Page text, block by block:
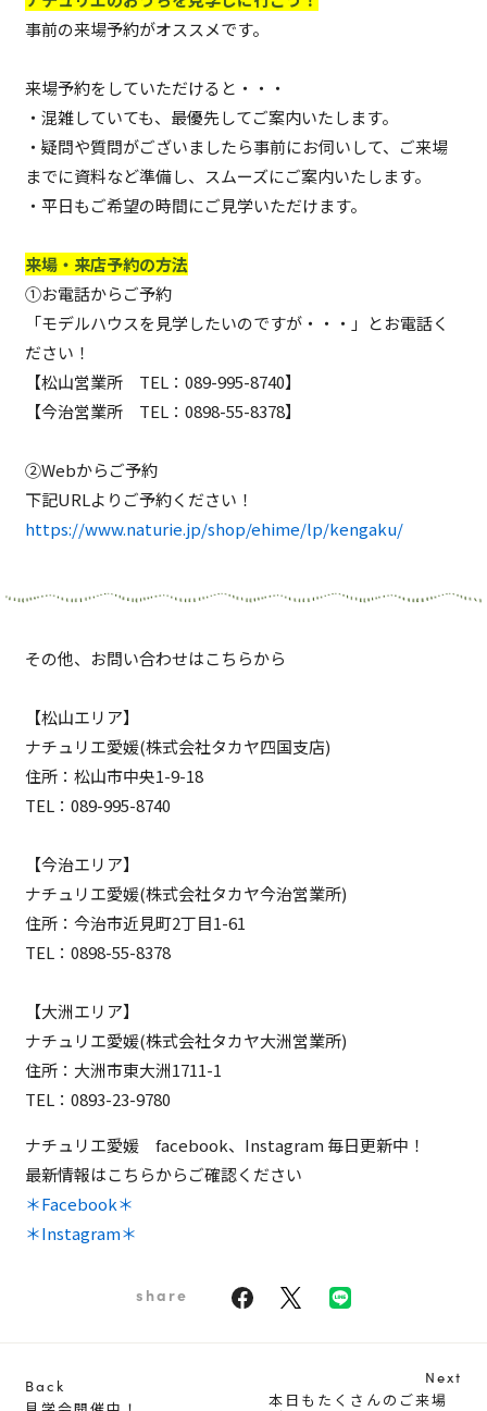
事前の来場予約がオススメです。
来場予約をしていただけると・・・
・混雑していても、最優先してご案内いたします。
・疑問や質問がございましたら事前にお伺いして、ご来場
までに資料など準備し、スムーズにご案内いたします。
・平日もご希望の時間にご見学いただけます。
来場・来店予約の方法
①お電話からご予約
「モデルハウスを見学したいのですが・・・」とお電話く
ださい！
【松山営業所 TEL： 089-995-8740】
【今治営業所 TEL： 0898-55-8378】
②Webからご予約
下記URLよりご予約ください！
https://www.naturie.jp/shop/ehime/lp/kengaku/
その他、お問い合わせはこちらから
【松山エリア】
ナチュリエ愛媛(株式会社タカヤ四国支店)
住所：松山市中央1-9-18
TEL： 089-995-8740
【今治エリア】
ナチュリエ愛媛(株式会社タカヤ今治営業所)
住所：今治市近見町2丁目1-61
TEL： 0898-55-8378
【大洲エリア】
ナチュリエ愛媛(株式会社タカヤ大洲営業所)
住所：大洲市東大洲1711-1
TEL： 0893-23-9780
ナチュリエ愛媛 facebook、Instagram 毎日更新中！
最新情報はこちらからご確認ください
＊Facebook＊
＊Instagram＊
share
Back
Next
本日もたくさんのご来場